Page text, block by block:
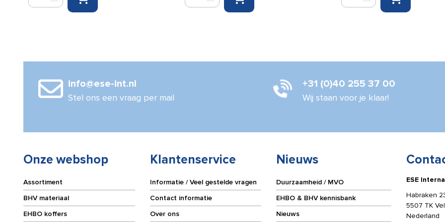
spray
cm
stuks)
info@ese-int.nl
Stel ons een vraag per mail
+31 (0)40 255 37 00
Wij staan voor je klaar!
Onze webshop
Assortiment
BHV materiaal
EHBO koffers
Klantenservice
Informatie / Veel gestelde vragen
Contact informatie
Over ons
Nieuws
Duurzaamheid / MVO
EHBO & BHV kennisbank
Nieuws
ESE
Habraken
5507 TK
Nederland